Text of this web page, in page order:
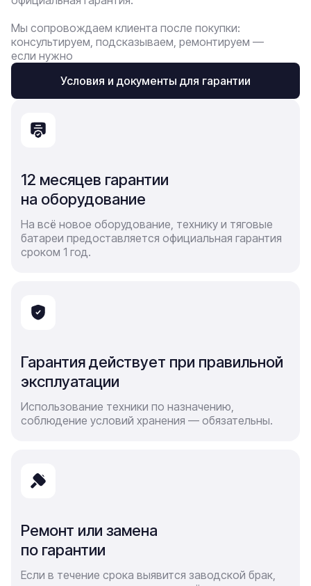
Мы сопровождаем клиента после покупки:
консультируем, подсказываем, ремонтируем —
если нужно
Условия и документы для гарантии
12 месяцев гарантии
на оборудование
На всё новое оборудование, технику и тяговые
батареи предоставляется официальная гарантия
сроком 1 год.
Гарантия действует при правильной
эксплуатации
Использование техники по назначению,
соблюдение условий хранения — обязательны.
Ремонт или замена
по гарантии
Если в течение срока выявится заводской брак,